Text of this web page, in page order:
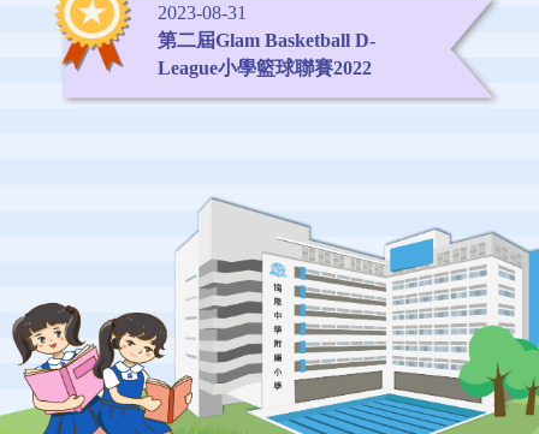
2023-08-31
第二屆Glam Basketball D-
League小學籃球聯賽2022